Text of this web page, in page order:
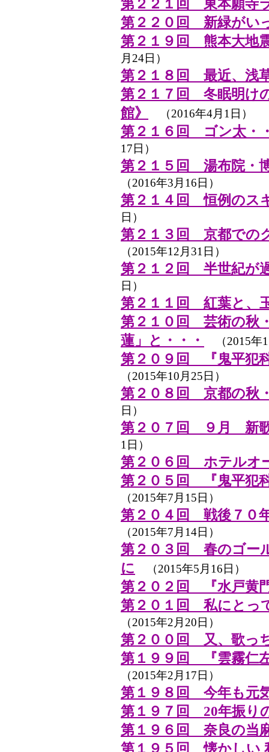
第２２１回 東本願寺
第２２０回 新緑がい
第２１９回 熊本大地
月24日）
第２１８回 最近、浅
第２１７回 冬眠明け
館》
（2016年4月1日）
第２１６回 ゴン太・
17日）
第２１５回 湯布院・
（2016年3月16日）
第２１４回 恒例のス
日）
第２１３回 京都での
（2015年12月31日）
第２１２回 半世紀が
日）
第２１１回 紅葉と、
第２１０回 芸術の秋
蓮」と・・・
（2015年
第２０９回 『鬼平犯
（2015年10月25日）
第２０８回 京都の秋
日）
第２０７回 ９月 新
1日）
第２０６回 ホテルオ
第２０５回 『鬼平犯
（2015年7月15日）
第２０４回 戦後７０
（2015年7月14日）
第２０３回 春のゴー
に （2015年5月16日）
第２０２回 『水戸黄
第２０１回 私にとっ
（2015年2月20日）
第２００回 又、歌っ
第１９９回 『雲霧仁
（2015年2月17日）
第１９８回 今年も元
第１９７回 20年振り
第１９６回 奈良の当
第１９５回 懐かしい